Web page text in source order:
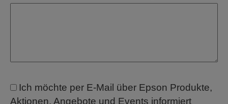
Ich möchte per E-Mail über Epson Produkte,
Aktionen, Angebote und Events informiert